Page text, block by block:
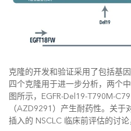
克隆的开发和验证采用了包括基
四个克隆用于进一步分析，两个
图所示，EGFR-Del19-T790M-
（AZD9291）产生耐药性。关于
插入的 NSCLC 临床前评估的讨论